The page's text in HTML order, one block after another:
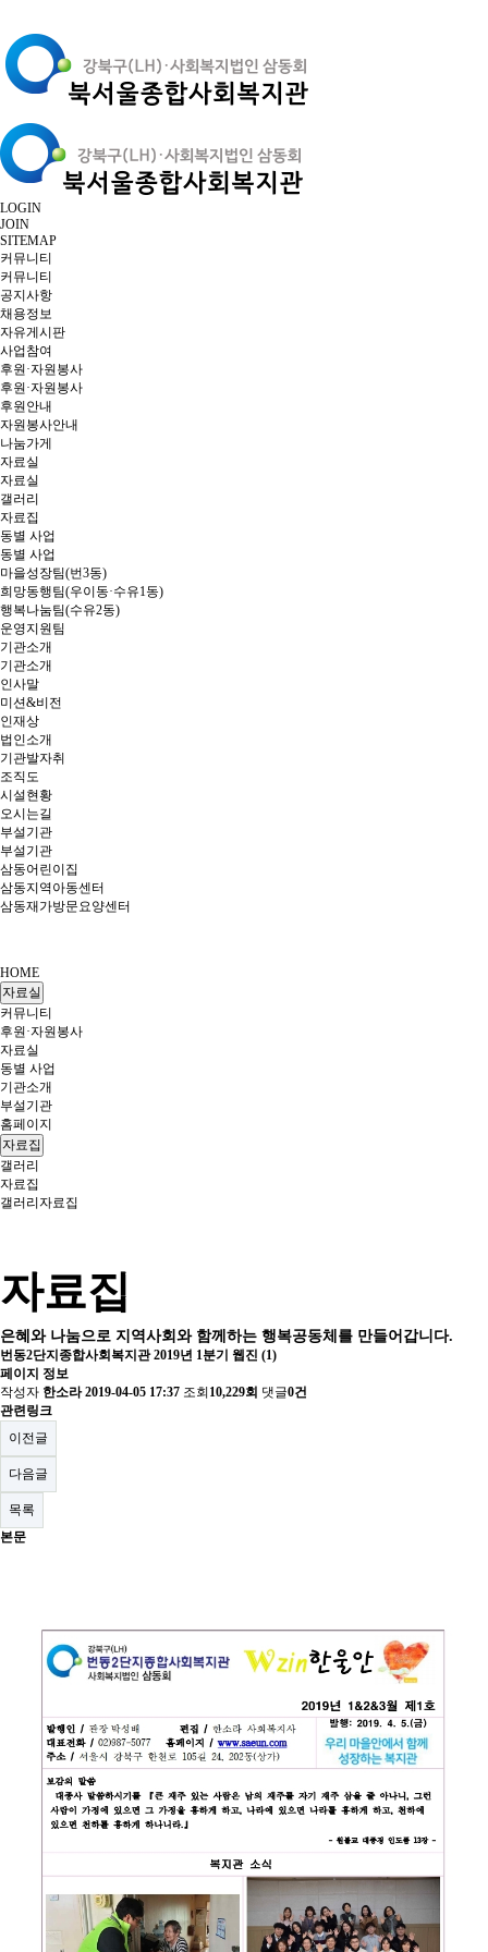
LOGIN
JOIN
SITEMAP
커뮤니티
커뮤니티
공지사항
채용정보
자유게시판
사업참여
후원·자원봉사
후원·자원봉사
후원안내
자원봉사안내
나눔가게
자료실
자료실
갤러리
자료집
동별 사업
동별 사업
마을성장팀(번3동)
희망동행팀(우이동·수유1동)
행복나눔팀(수유2동)
운영지원팀
기관소개
기관소개
인사말
미션&비전
인재상
법인소개
기관발자취
조직도
시설현황
오시는길
부설기관
부설기관
삼동어린이집
삼동지역아동센터
삼동재가방문요양센터
HOME
자료실
커뮤니티
후원·자원봉사
자료실
동별 사업
기관소개
부설기관
홈페이지
자료집
갤러리
자료집
갤러리 자료집
자료집
은혜와 나눔으로 지역사회와 함께하는 행복공동체를 만들어갑니다.
번동2단지종합사회복지관 2019년 1분기 웹진 (1)
페이지 정보
작성자 한소라 2019-04-05 17:37 조회 10,229회 댓글0건
관련링크
이전글
다음글
목록
본문